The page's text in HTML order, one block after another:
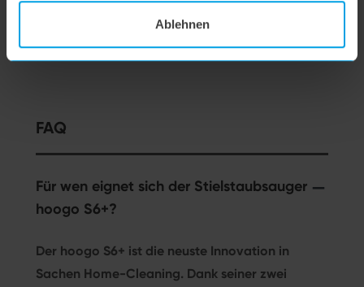
Ablehnen
Hepa-
diesem
Preis, ist
FAQ
Für wen eignet sich der Stielstaubsauger
hoogo S6+?
Der hoogo S6+ ist die neuste Innovation in
Sachen Home-Cleaning. Dank seiner zwei